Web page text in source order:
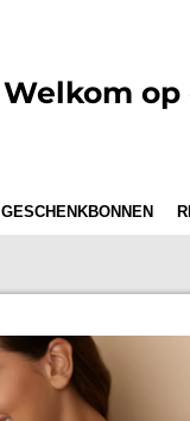
Welkom op
GESCHENKBONNEN